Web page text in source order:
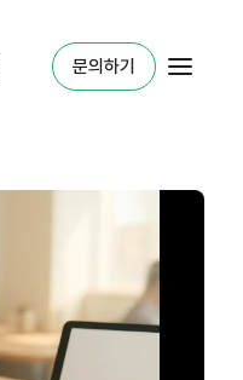
문의하기